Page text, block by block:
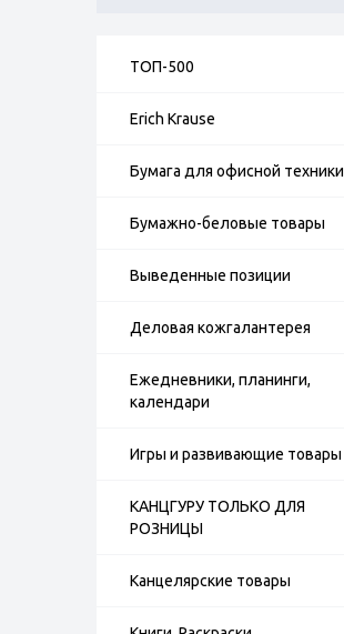
ТОП-500
Erich Krause
Бумага для офисной техники
Бумажно-беловые товары
Выведенные позиции
Деловая кожгалантерея
Ежедневники, планинги,
календари
Игры и развивающие товары
КАНЦГУРУ ТОЛЬКО ДЛЯ
РОЗНИЦЫ
Канцелярские товары